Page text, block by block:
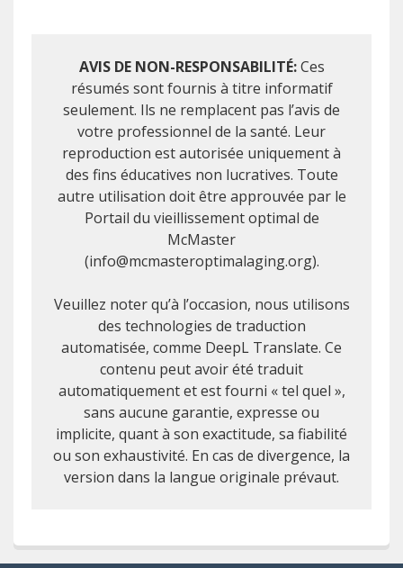
AVIS DE NON-RESPONSABILITÉ: Ces
résumés sont fournis à titre informatif
seulement. Ils ne remplacent pas l’avis de
votre professionnel de la santé. Leur
reproduction est autorisée uniquement à
des fins éducatives non lucratives. Toute
autre utilisation doit être approuvée par le
Portail du vieillissement optimal de
McMaster
(info@mcmasteroptimalaging.org).
Veuillez noter qu’à l’occasion, nous utilisons
des technologies de traduction
automatisée, comme DeepL Translate. Ce
contenu peut avoir été traduit
automatiquement et est fourni « tel quel »,
sans aucune garantie, expresse ou
implicite, quant à son exactitude, sa fiabilité
ou son exhaustivité. En cas de divergence, la
version dans la langue originale prévaut.